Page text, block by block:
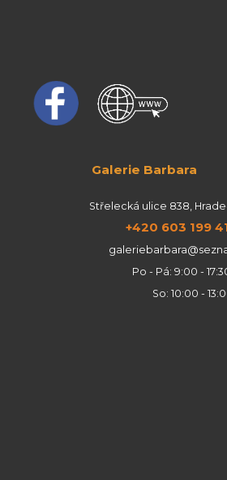
Galerie Barbara
Střelecká ulice 838,
+420 603 199
Po - Pá: 9:00 -
So: 10:00 -